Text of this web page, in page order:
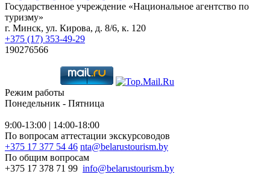
Государственное учреждение «Национальное агентство по
туризму»
г. Минск, ул. Кирова, д. 8/6, к. 120
+375 (17) 353-49-29
190276566
Режим работы
Понедельник - Пятница
9:00-13:00 | 14:00-18:00
По вопросам аттестации экскурсоводов
+375 17 377 54 46 nta@belarustourism.by
По общим вопросам
+375 17 378 71 99 info@belarustourism.by